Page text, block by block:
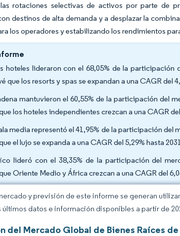
rotaciones selectivas de activos por parte de
destinos de alta demanda y a desplazar la
los operadores y estabilizando los rendimientos
hoteles lideraron con el 68,05% de la participación
que los resorts y spas se expandan a una CAGR del
mantuvieron el 60,55% de la participación del
los hoteles independientes crezcan a una CAGR
media representó el 41,95% de la participación del
el lujo se expanda a una CAGR del 5,29% hasta
lideró con el 38,35% de la participación del
Oriente Medio y África crezcan a una CAGR del
y previsión de este informe se generan
datos e información disponibles a partir de
del Mercado Global de Bienes Raíces